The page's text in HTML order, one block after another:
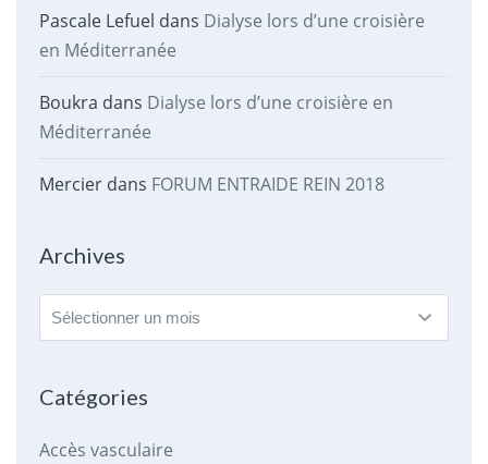
Pascale Lefuel dans Dialyse lors d’une croisière
en Méditerranée
Boukra dans Dialyse lors d’une croisière en
Méditerranée
Mercierdans FORUM ENTRAIDE REIN 2018
Archives
Archives
Catégories
Accès vasculaire